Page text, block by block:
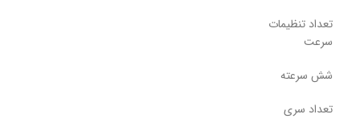
تعداد تنظیمات
سرعت
شش سرعته
تعداد سری